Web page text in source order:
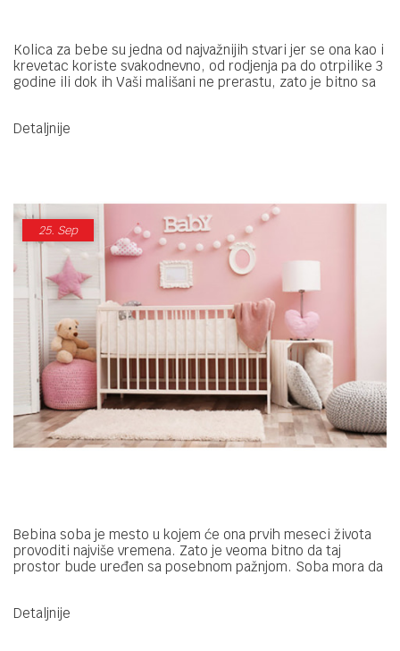
Kolica za bebe su jedna od najvažnijih stvari jer se ona kao i
krevetac koriste svakodnevno, od rodjenja pa do otrpilike 3
godine ili dok ih Vaši mališani ne prerastu, zato je bitno sa
Detaljnije
25. Sep
Bebina soba je mesto u kojem će ona prvih meseci života
provoditi najviše vremena. Zato je veoma bitno da taj
prostor bude uređen sa posebnom pažnjom. Soba mora da
Detaljnije